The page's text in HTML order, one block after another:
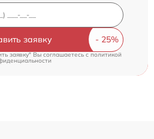
заявку
заявку" Вы соглашаетесь cполитикой